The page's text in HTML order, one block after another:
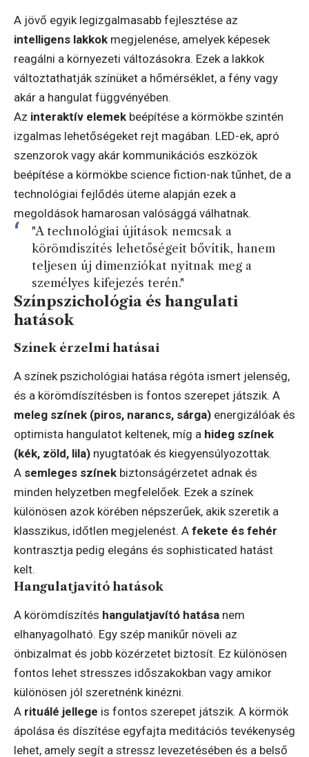
A jövő egyik legizgalmasabb fejlesztése az
intelligens lakkok megjelenése, amelyek képesek
reagálni a környezeti változásokra. Ezek a lakkok
változtathatják színüket a hőmérséklet, a fény vagy
akár a hangulat függvényében.
Az interaktív elemek beépítése a körmökbe szintén
izgalmas lehetőségeket rejt magában. LED-ek, apró
szenzorok vagy akár kommunikációs eszközök
beépítése a körmökbe science fiction-nak tűnhet, de a
technológiai fejlődés üteme alapján ezek a
megoldások hamarosan valósággá válhatnak.
"A technológiai újítások nemcsak a
körömdíszítés lehetőségeit bővítik, hanem
teljesen új dimenziókat nyitnak meg a
személyes kifejezés terén."
Színpszichológia és hangulati
hatások
Színek érzelmi hatásai
A színek pszichológiai hatása régóta ismert jelenség,
és a körömdíszítésben is fontos szerepet játszik. A
meleg színek (piros, narancs, sárga) energizálóak és
optimista hangulatot keltenek, míg a hideg színek
(kék, zöld, lila) nyugtatóak és kiegyensúlyozottak.
A semleges színek biztonságérzetet adnak és
minden helyzetben megfelelőek. Ezek a színek
különösen azok körében népszerűek, akik szeretik a
klasszikus, időtlen megjelenést. A fekete és fehér
kontrasztja pedig elegáns és sophisticated hatást
kelt.
Hangulatjavító hatások
A körömdíszítés hangulatjavító hatása nem
elhanyagolható. Egy szép manikűr növeli az
önbizalmat és jobb közérzetet biztosít. Ez különösen
fontos lehet stresszes időszakokban vagy amikor
különösen jól szeretnénk kinézni.
A rituálé jellege is fontos szerepet játszik. A körmök
ápolása és díszítése egyfajta meditációs tevékenység
lehet, amely segít a stressz levezetésében és a belső